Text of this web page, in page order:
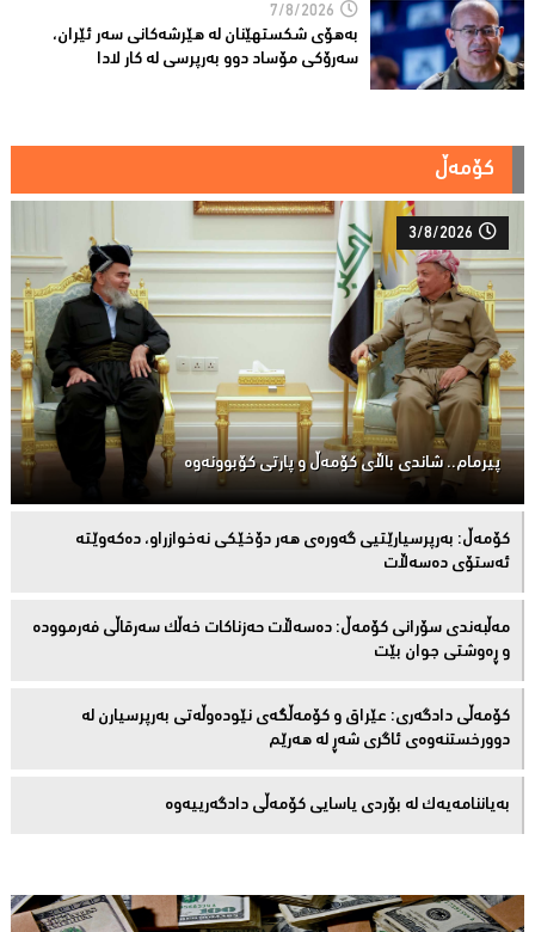
7/8/2026
بەهۆى شکستهێنان لە هێرشەکانى سەر ئێران،
سەرۆكی مۆساد دوو بەرپرسی لە كار لادا
کۆمەڵ
3/8/2026
پیرمام.. شاندی باڵای كۆمه‌ڵ و پارتی كۆبوونه‌وه‌
كۆمەڵ: بەرپرسیارێتیی گەورەی هەر دۆخێکی نەخوازراو، دەكەوێتە
ئەستۆی دەسەڵات
مەڵبەندى سۆرانى کۆمەڵ: دەسەڵات حەزناکات خەڵک سەرقاڵى فەرموودە
و ڕەوشتى جوان بێت
کۆمەڵى دادگەرى: عێراق و كۆمەڵگەی نێودەوڵەتی بەرپرسیارن لە
دوورخستنەوەى ئاگری شەڕ لە هەرێم
بەیاننامەیەک لە بۆردی یاسایی کۆمەڵی دادگەرییەوە